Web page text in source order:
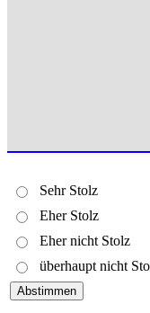
Sehr Stolz
Eher Stolz
Eher nicht Stolz
überhaupt nicht